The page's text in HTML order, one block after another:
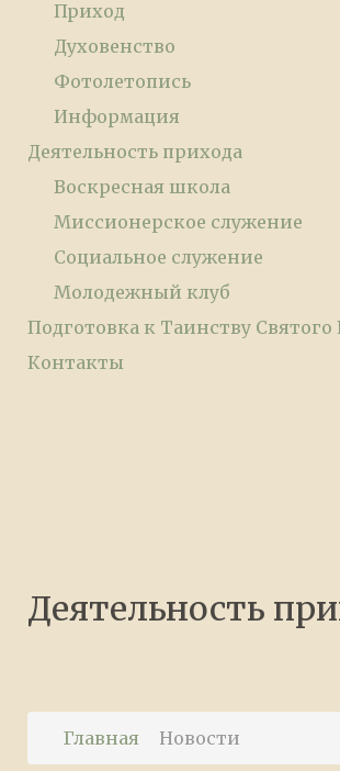
Приход
Духовенство
Фотолетопись
Информация
Деятельность прихода
Воскресная школа
Миссионерское служение
Социальное служение
Молодежный клуб
Подготовка к Таинству
Контакты
Деятельность
Главная Новости